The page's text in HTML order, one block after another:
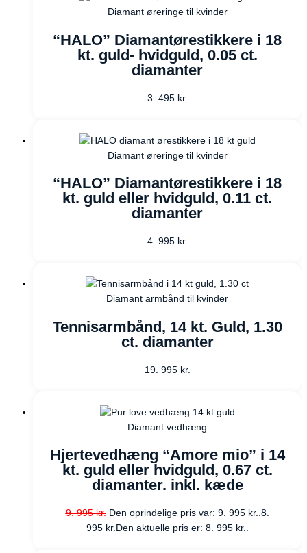
Diamant øreringe til kvinder
“HALO” Diamantørestikkere i 18
kt. guld- hvidguld, 0.05 ct.
diamanter
3. 495 kr.
Diamant øreringe til kvinder
“HALO” Diamantørestikkere i 18
kt. guld eller hvidguld, 0.11 ct.
diamanter
4. 995 kr.
Diamant armbånd til kvinder
Tennisarmbånd, 14 kt. Guld, 1.30
ct. diamanter
19. 995 kr.
Diamant vedhæng
Hjertevedhæng “Amore mio” i 14
kt. guld eller hvidguld, 0.67 ct.
diamanter. inkl. kæde
9. 995kr. Den oprindelige pris var: 9. 995 kr.. 8.
995 kr. Den aktuelle pris er: 8. 995 kr..